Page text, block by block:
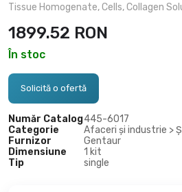
Tissue Homogenate, Cells, Collagen
1899.52 RON
În stoc
Solicită o ofertă
Număr Catalog445-6017
Categorie
Afaceri și industrie >
Furnizor
Gentaur
Dimensiune
1 kit
Tip
single